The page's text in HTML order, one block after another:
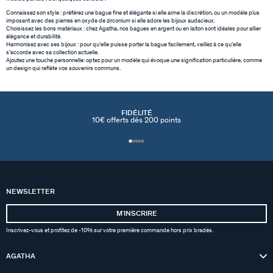
Connaissez son style : préférez une bague fine et élégante si elle aime la discrétion, ou un modèle plus
imposant avec des pierres en oxyde de zirconium si elle adore les bijoux audacieux.
Choisissez les bons matériaux : chez Agatha, nos bagues en argent ou en laiton sont idéales pour allier
élégance et durabilité.
Harmonisez avec ses bijoux : pour qu’elle puisse porter la bague facilement, veillez à ce qu’elle
s’accorde avec sa collection actuelle.
Ajoutez une touche personnelle: optez pour un modèle qui évoque une signification particulière, comme
un design qui reflète vos souvenirs communs.
FIDÉLITÉ
10€ offerts dés 200 points
NEWSLETTER
MʼINSCRIRE
Inscrivez-vous et profitez de -10% sur votre première commande hors prix bradés.
AGATHA